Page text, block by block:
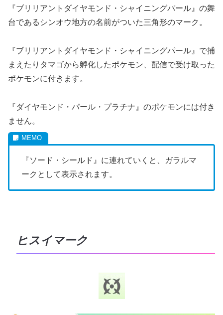
『ブリリアントダイヤモンド・シャイニングパール』の舞
台であるシンオウ地方の名前がついた三角形のマーク。
『ブリリアントダイヤモンド・シャイニングパール』で捕
まえたりタマゴから孵化したポケモン、配信で受け取った
ポケモンに付きます。
『ダイヤモンド・パール・プラチナ』のポケモンには付き
ません。
『ソード・シールド』に連れていくと、ガラルマ
ークとして表示されます。
ヒスイマーク